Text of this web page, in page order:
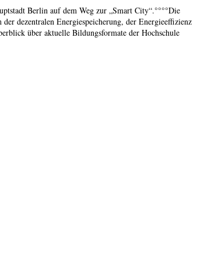
Berlin auf dem Weg zur „Smart City“.°°°°Die
dezentralen Energiespeicherung, der Energieeffizienz
über aktuelle Bildungsformate der Hochschule